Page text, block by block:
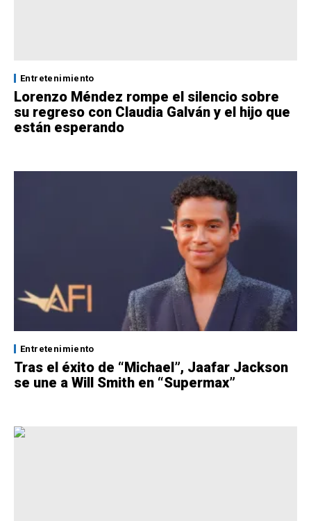
Entretenimiento
Lorenzo Méndez rompe el silencio sobre
su regreso con Claudia Galván y el hijo que
están esperando
Entretenimiento
Tras el éxito de “Michael”, Jaafar Jackson
se une a Will Smith en “Supermax”